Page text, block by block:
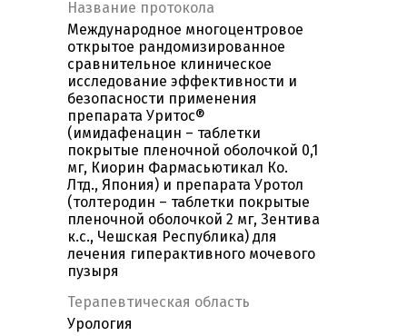
Название протокола
Международное многоцентровое
открытое рандомизированное
сравнительное клиническое
исследование эффективности и
безопасности применения
препарата Уритос®
(имидафенацин – таблетки
покрытые пленочной оболочкой 0,1
мг, Киорин Фармасьютикал Ко.
Лтд., Япония) и препарата Уротол
(толтеродин – таблетки покрытые
пленочной оболочкой 2 мг, Зентива
к.с., Чешская Республика) для
лечения гиперактивного мочевого
пузыря
Терапевтическая область
Урология